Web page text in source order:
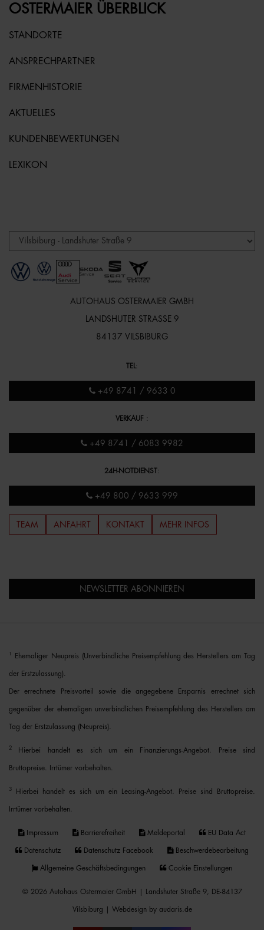
OSTERMAIER ÜBERBLICK
STANDORTE
ANSPRECHPARTNER
FIRMENHISTORIE
AKTUELLES
KUNDENBEWERTUNGEN
LEXIKON
AUTOHAUS OSTERMAIER GMBH
LANDSHUTER STRASSE 9
84137 VILSBIBURG
TEL :
+49 8741 / 9633 0
VERKAUF :
+49 8741 / 6083 9982
24H-NOTDIENST:
+49 800 / 9633 999
TEAM ANFAHRT KONTAKT MEHR INFOS
NEWSLETTER ABONNIEREN
Ehemaliger Neupreis (Unverbindliche Preisempfehlung des Herstellers am Tag
der Erstzulassung).
Der errechnete Preisvorteil sowie die angegebene Ersparnis errechnet sich
gegenüber der ehemaligen unverbindlichen Preisempfehlung des Herstellers am
Tag der Erstzulassung (Neupreis).
2 Hierbei handelt es sich um ein Finanzierungs-Angebot. Preise sind
Bruttopreise. Irrtümer vorbehalten.
3 Hierbei handelt es sich um ein Leasing-Angebot. Preise sind Bruttopreise.
Irrtümer vorbehalten.
Impressum Barrierefreiheit Meldeportal EU Data Act
Datenschutz Datenschutz Facebook Beschwerdebearbeitung
Allgemeine Geschäftsbedingungen Cookie Einstellungen
© 2026 Autohaus Ostermaier GmbH | Landshuter Straße 9, DE-84137
Vilsbiburg | Webdesign by audaris.de